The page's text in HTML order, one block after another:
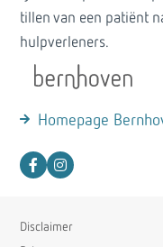
tillen van een patiënt
hulpverleners.
Homepage
Disclaimer